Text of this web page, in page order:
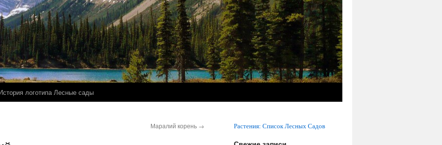
логотипа Лесные сады
Маралий корень → Растения: Список Лесных Садов